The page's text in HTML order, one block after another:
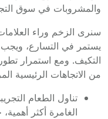
والمشروبات في سوق
سنرى الزخم وراء
يستمر في التسارع،
التكيف. ومع استمرار
من الاتجاهات الرئيسية
تناول الطعام
الغامرة أكثر